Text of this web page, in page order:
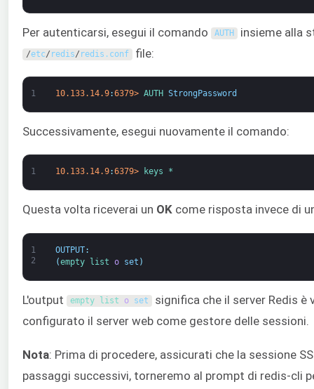
Per autenticarsi, esegui il comando AUTH insieme alla
/etc/ redis/ redis . conf file:
1 10.133.14.9:6379> AUTH StrongPassword
Successivamente, esegui nuovamente il comando:
1 10.133.14.9:6379> keys *
Questa volta riceverai un OK come risposta invece di
1
2
OUTPUT:
(empty list o set )
L'output empty list o set significa che il server Redis è
configurato il server web come gestore delle sessioni.
Nota: Prima di procedere, assicurati che la sessione
passaggi successivi, torneremo al prompt di redis-cli